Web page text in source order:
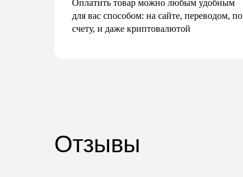
Оплатить товар можно любым удобным
для вас способом: на сайте, переводом, по
счету, и даже криптовалютой
Отзывы